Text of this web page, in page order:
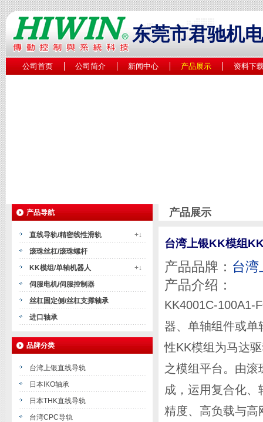
东莞市君驰机
公司首页 公司简介 新闻中心 产品展示 资料下
产品导航
+↓
直线导轨/精密线性滑轨
滚珠丝杠/滚珠螺杆
+↓
KK模组/单轴机器人
伺服电机/伺服控制器
丝杠固定侧/丝杠支撑轴承
进口轴承
品牌分类
台湾上银直线导轨
日本IKO轴承
日本THK直线导轨
台湾CPC导轨
产品展示
台湾上银KK模组
产品品牌： 台湾
产品介绍：
KK4001C-100A1-
器、单轴组件或单
性KK模组为马达
之模组平台。由
成，运用复合化
精度、高负载与高